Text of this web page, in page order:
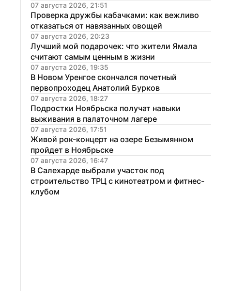
07 августа 2026, 21:51
Проверка дружбы кабачками: как вежливо
отказаться от навязанных овощей
07 августа 2026, 20:23
Лучший мой подарочек: что жители Ямала
считают самым ценным в жизни
07 августа 2026, 19:35
В Новом Уренгое скончался почетный
первопроходец Анатолий Бурков
07 августа 2026, 18:27
Подростки Ноябрьска получат навыки
выживания в палаточном лагере
07 августа 2026, 17:51
Живой рок-концерт на озере Безымянном
пройдет в Ноябрьске
07 августа 2026, 16:47
В Салехарде выбрали участок под
строительство ТРЦ с кинотеатром и фитнес-
клубом